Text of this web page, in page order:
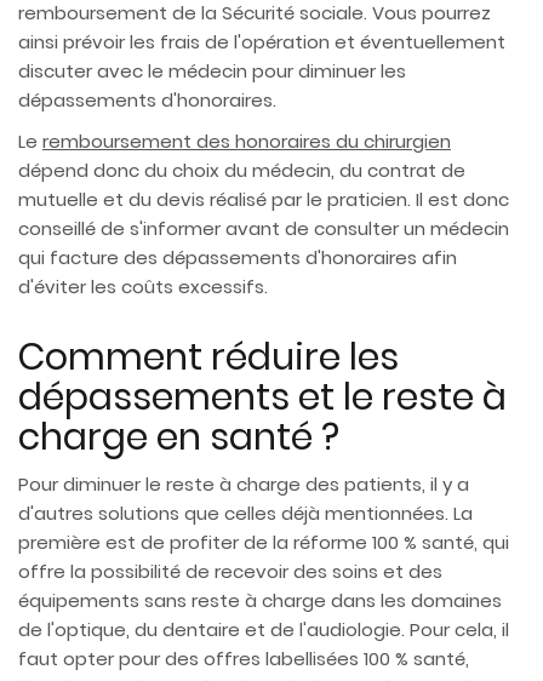
remboursement de la Sécurité sociale. Vous pourrez
ainsi prévoir les frais de l'opération et éventuellement
discuter avec le médecin pour diminuer les
dépassements d'honoraires.
Le remboursement des honoraires du chirurgien
dépend donc du choix du médecin, du contrat de
mutuelle et du devis réalisé par le praticien. Il est donc
conseillé de s'informer avant de consulter un médecin
qui facture des dépassements d'honoraires afin
d'éviter les coûts excessifs.
Comment réduire les
dépassements et le reste à
charge en santé ?
Pour diminuer le reste à charge des patients, il y a
d'autres solutions que celles déjà mentionnées. La
première est de profiter de la réforme 100 % santé, qui
offre la possibilité de recevoir des soins et des
équipements sans reste à charge dans les domaines
de l'optique, du dentaire et de l'audiologie. Pour cela, il
faut opter pour des offres labellisées 100 % santé,